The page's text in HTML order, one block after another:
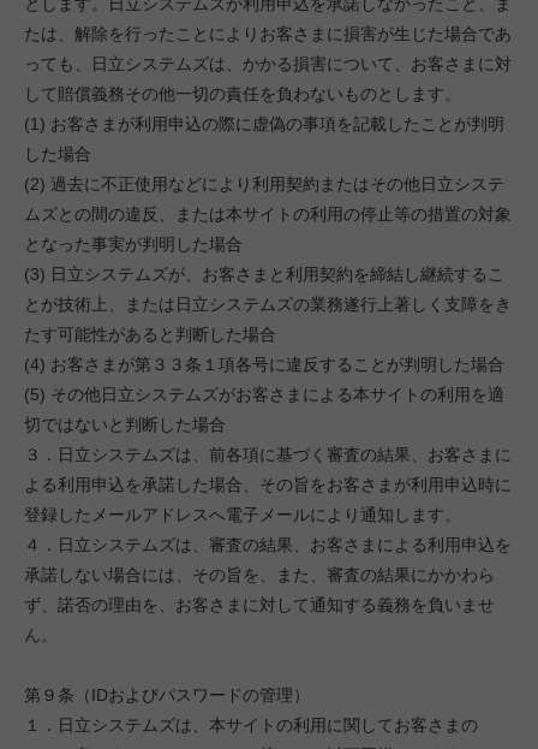
たは、解除を行ったことによりお客さまに損害が生じた場合であ
っても、日立システムズは、かかる損害について、お客さまに対
して賠償義務その他一切の責任を負わないものとします。
(1) お客さまが利用申込の際に虚偽の事項を記載したことが判明
した場合
(2) 過去に不正使用などにより利用契約またはその他日立システ
ムズとの間の違反、または本サイトの利用の停止等の措置の対象
となった事実が判明した場合
(3) 日立システムズが、お客さまと利用契約を締結し継続するこ
とが技術上、または日立システムズの業務遂行上著しく支障をき
たす可能性があると判断した場合
(4) お客さまが第３３条１項各号に違反することが判明した場合
(5) その他日立システムズがお客さまによる本サイトの利用を適
切ではないと判断した場合
３．日立システムズは、前各項に基づく審査の結果、お客さまに
よる利用申込を承諾した場合、その旨をお客さまが利用申込時に
登録したメールアドレスへ電子メールにより通知します。
４．日立システムズは、審査の結果、お客さまによる利用申込を
承諾しない場合には、その旨を、また、審査の結果にかかわら
ず、諾否の理由を、お客さまに対して通知する義務を負いませ
ん。
第９条（IDおよびパスワードの管理）
１．日立システムズは、本サイトの利用に関してお客さまの